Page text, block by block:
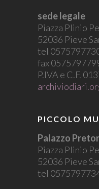
sede legale
Piazza Plinio
52036 Pieve
tel
fax
P.IVA e C.F.
PICCOLO
Palazzo
Piazza Plinio
52036 Pieve
tel